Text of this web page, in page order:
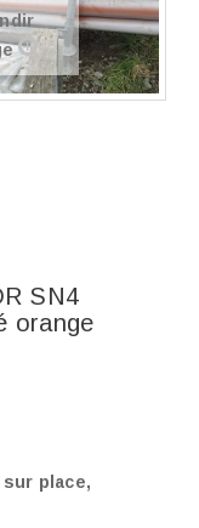
SN4
orange
place,